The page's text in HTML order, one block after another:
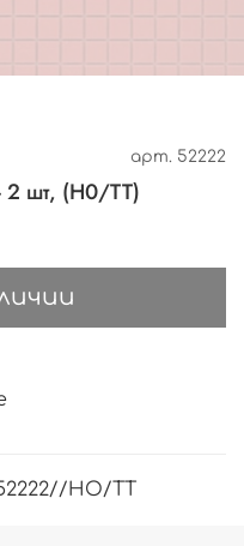
арт. 52222
2 шт, (H0/ТТ)
HO/TT